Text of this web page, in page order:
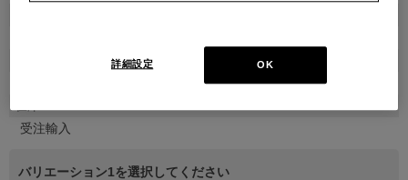
受注輸入
バリエーション1を選択してください
OK
詳細設定